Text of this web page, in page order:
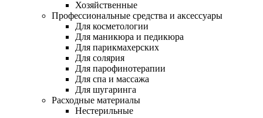
Хозяйственные
Профессиональные средства и аксессуары
Для косметологии
Для маникюра и педикюра
Для парикмахерских
Для солярия
Для парофинотерапии
Для спа и массажа
Для шугаринга
Расходные материалы
Нестерильные